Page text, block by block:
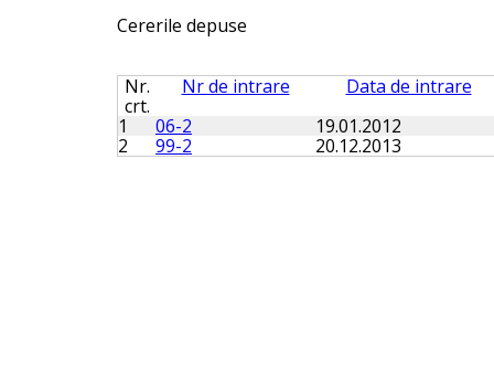
Cererile depuse
Nr.
crt.
Nr de intrare
Data de intrare
1
06-2
19.01.2012
2
99-2 20.12.2013